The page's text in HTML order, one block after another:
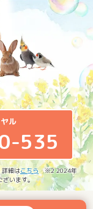
ル
535
細はこちら ※2 2024年
います。